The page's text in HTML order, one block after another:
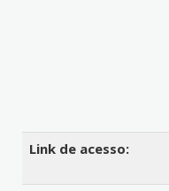
Link de acesso: